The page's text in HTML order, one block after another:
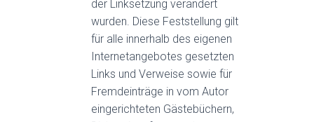
der Linksetzung verändert
wurden. Diese Feststellung gilt
für alle innerhalb des eigenen
Internetangebotes gesetzten
Links und Verweise sowie für
Fremdeinträge in vom Autor
eingerichteten Gästebüchern,